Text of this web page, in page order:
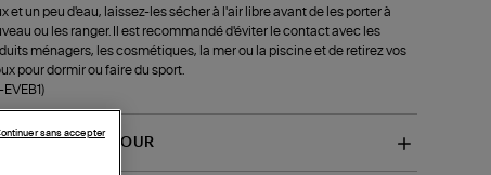
et un peu d'eau, laissez-les sécher à l'air libre avant de les porter à
ou les ranger. Il est recommandé d'éviter le contact avec les
ménagers, les cosmétiques, la mer ou la piscine et de retirez vos
pour dormir ou faire du sport.
ET RETOUR
sans accepter